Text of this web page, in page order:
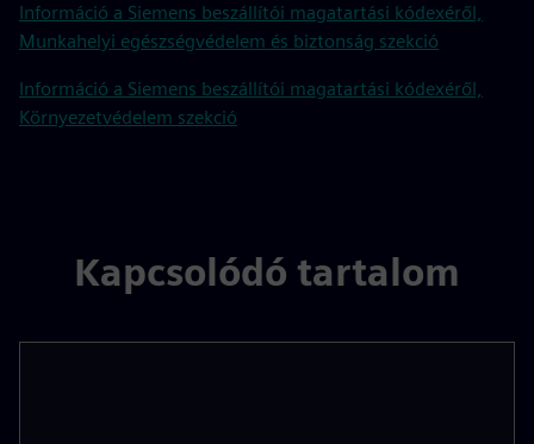
Információ a Siemens beszállítói magatartási kódexéről,
Munkahelyi egészségvédelem és biztonság szekció
Információ a Siemens beszállítói magatartási kódexéről,
Környezetvédelem szekció
Kapcsolódó tartalom